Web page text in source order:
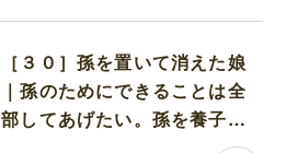
［３０］孫を置いて消えた娘
｜孫のためにできることは全
部してあげたい。孫を養子に